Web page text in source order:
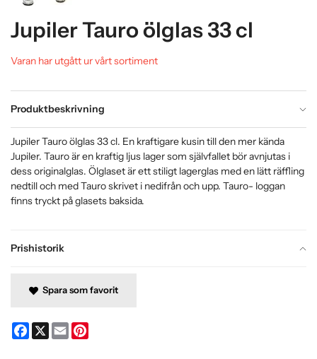
Jupiler Tauro ölglas 33 cl
Varan har utgått ur vårt sortiment
Produktbeskrivning
Prishistorik
Jupiler Tauro ölglas 33 cl. En kraftigare kusin till den mer kända
Jupiler. Tauro är en kraftig ljus lager som självfallet bör avnjutas i
dess originalglas. Ölglaset är ett stiligt lagerglas med en lätt räffling
nedtill och med Tauro skrivet i nedifrån och upp. Tauro- loggan
finns tryckt på glasets baksida.
Spara som favorit
Facebook
X Email